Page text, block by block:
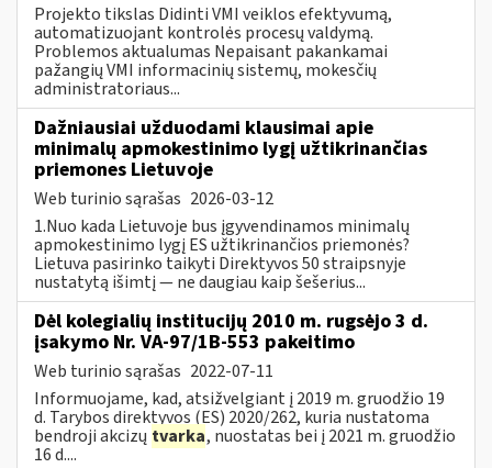
Projekto tikslas Didinti VMI veiklos efektyvumą,
automatizuojant kontrolės procesų valdymą.
Problemos aktualumas Nepaisant pakankamai
pažangių VMI informacinių sistemų, mokesčių
administratoriaus...
Dažniausiai užduodami klausimai apie
minimalų apmokestinimo lygį užtikrinančias
priemones Lietuvoje
Web turinio sąrašas 2026-03-12
1.Nuo kada Lietuvoje bus įgyvendinamos minimalų
apmokestinimo lygį ES užtikrinančios priemonės?
Lietuva pasirinko taikyti Direktyvos 50 straipsnyje
nustatytą išimtį — ne daugiau kaip šešerius...
Dėl kolegialių institucijų 2010 m. rugsėjo 3 d.
įsakymo Nr. VA-97/1B-553 pakeitimo
Web turinio sąrašas 2022-07-11
Informuojame, kad, atsižvelgiant į 2019 m. gruodžio 19
d. Tarybos direktyvos (ES) 2020/262, kuria nustatoma
bendroji akcizų tvarka, nuostatas bei į 2021 m. gruodžio
16 d....